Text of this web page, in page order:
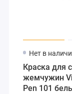
Нет в
Краска для
жемчужин
Pen 101